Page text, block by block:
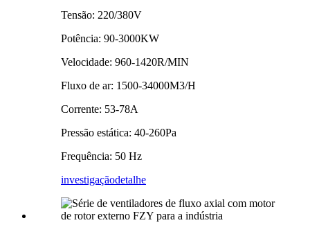
Tensão: 220/380V
Potência: 90-3000KW
Velocidade: 960-1420R/MIN
Fluxo de ar: 1500-34000M3/H
Corrente: 53-78A
Pressão estática: 40-260Pa
Frequência: 50 Hz
investigaçãodetalhe